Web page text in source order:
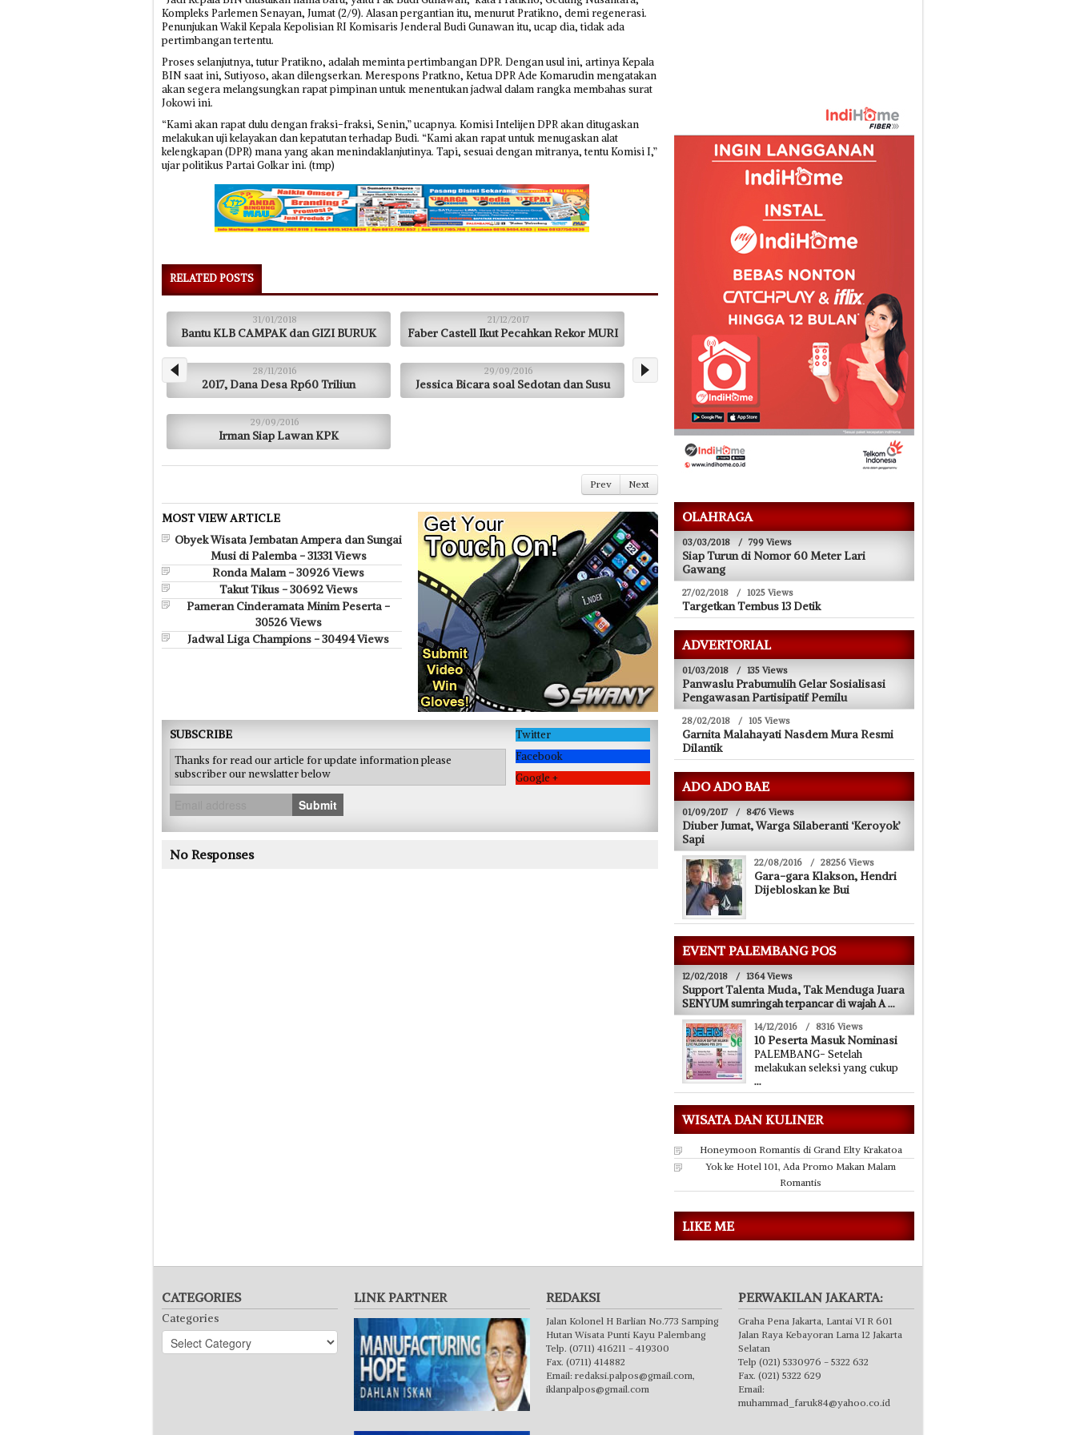
Kompleks Parlemen Senayan, Jumat (2/9). Alasan pergantian itu, menurut Pratikno, demi regenerasi.
Penunjukan Wakil Kepala Kepolisian RI Komisaris Jenderal Budi Gunawan itu, ucap dia, tidak ada
pertimbangan tertentu.
Proses selanjutnya, tutur Pratikno, adalah meminta pertimbangan DPR. Dengan usul ini, artinya Kepala
BIN saat ini, Sutiyoso, akan dilengserkan. Merespons Pratkno, Ketua DPR Ade Komarudin mengatakan
akan segera melangsungkan rapat pimpinan untuk menentukan jadwal dalam rangka membahas surat
Jokowi ini.
“Kami akan rapat dulu dengan fraksi-fraksi, Senin,” ucapnya. Komisi Intelijen DPR akan ditugaskan
melakukan uji kelayakan dan kepatutan terhadap Budi. “Kami akan rapat untuk menugaskan alat
kelengkapan (DPR) mana yang akan menindaklanjutinya. Tapi, sesuai dengan mitranya, tentu Komisi I,”
ujar politikus Partai Golkar ini. (tmp)
RELATED POSTS
31/01/2018
Bantu KLB CAMPAK dan GIZI BURUK
21/12/2017
Faber Castell Ikut Pecahkan Rekor MURI
28/11/2016
2017, Dana Desa Rp60 Triliun
29/09/2016
Jessica Bicara soal Sedotan dan Susu
29/09/2016
Irman Siap Lawan KPK
Prev Next
MOST VIEW ARTICLE
Obyek Wisata Jembatan Ampera dan Sungai
Musi di Palemba - 31331 Views
Ronda Malam - 30926 Views
Takut Tikus - 30692 Views
Pameran Cinderamata Minim Peserta -
30526 Views
Jadwal Liga Champions - 30494 Views
SUBSCRIBE
Thanks for read our article for update information please
subscriber our newslatter below
Submit
Twitter
Facebook
Google +
No Responses
OLAHRAGA
03/03/2018 / 799 Views
Siap Turun di Nomor 60 Meter Lari
Gawang
27/02/2018 / 1025 Views
Targetkan Tembus 13 Detik
ADVERTORIAL
01/03/2018 / 135 Views
Panwaslu Prabumulih Gelar Sosialisasi
Pengawasan Partisipatif Pemilu
28/02/2018 / 105 Views
Garnita Malahayati Nasdem Mura Resmi
Dilantik
ADO ADO BAE
01/09/2017 / 8476 Views
Diuber Jumat, Warga Silaberanti ‘Keroyok’
Sapi
22/08/2016 / 28256 Views
Gara-gara Klakson, Hendri
Dijebloskan ke Bui
EVENT PALEMBANG POS
12/02/2018 / 1364 Views
Support Talenta Muda, Tak Menduga Juara
SENYUM sumringah terpancar di wajah A...
14/12/2016 / 8316 Views
10 Peserta Masuk Nominasi
PALEMBANG- Setelah
melakukan seleksi yang cukup
...
WISATA DAN KULINER
Honeymoon Romantis di Grand Elty Krakatoa
Yok ke Hotel 101, Ada Promo Makan Malam
Romantis
LIKE ME
CATEGORIES
Categories
LINK PARTNER REDAKSI
Jalan Kolonel H Barlian No.773 Samping
Hutan Wisata Punti Kayu Palembang
Telp. (0711) 416211 - 419300
Fax. (0711) 414882
Email: redaksi.palpos@gmail.com,
iklanpalpos@gmail.com
PERWAKILAN JAKARTA:
Graha Pena Jakarta, Lantai VI R 601
Jalan Raya Kebayoran Lama 12 Jakarta
Selatan
Telp (021) 5330976 - 5322 632
Fax. (021) 5322 629
Email:
muhammad_faruk84@yahoo.co.id